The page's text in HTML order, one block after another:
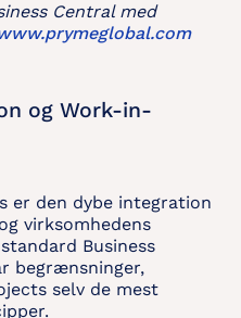
Central med
og Work-in-
er den dybe integration
virksomhedens
Business
begrænsninger,
selv de mest